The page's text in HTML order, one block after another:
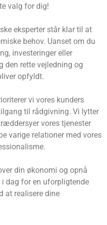
valg for dig!
eksperter står klar til at
behov. Uanset om du
investeringer eller
den rette vejledning og
opfyldt.
vi vores kunders
til rådgivning. Vi lytter
vores tjenester
varige relationer med vores
din økonomi og opnå
dag for en uforpligtende
at realisere dine